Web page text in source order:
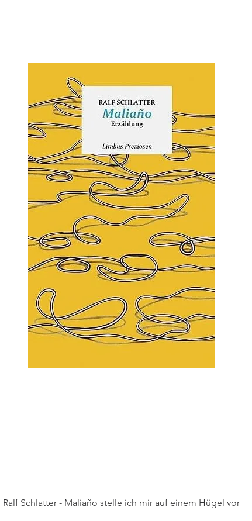
Schnellansicht
Ralf Schlatter - Maliaño stelle ich mir auf einem Hügel vor